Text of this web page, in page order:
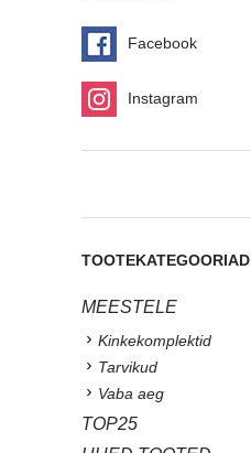
Facebook
Instagram
TOOTEKATEGOORIAD
MEESTELE
Kinkekomplektid
Tarvikud
Vaba aeg
TOP25